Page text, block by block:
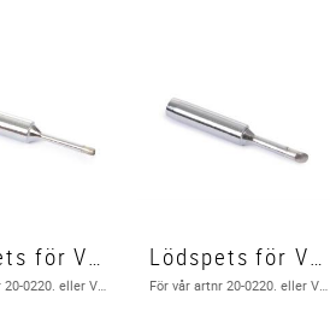
Lödspets för VTSS220 Lödspets för VTSS220